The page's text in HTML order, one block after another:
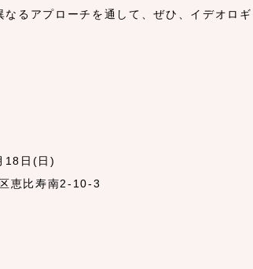
るアプローチを通して、ぜひ、イデオロ
18日(日)
恵比寿南2-10-3